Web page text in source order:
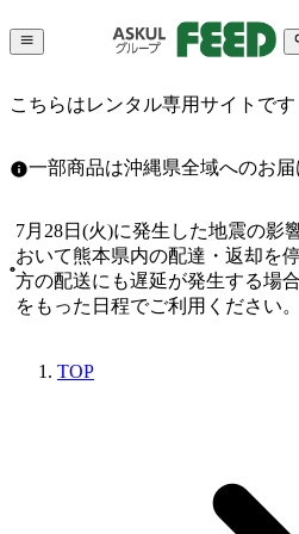
こちらはレンタル専用サイトです
一部商品は沖縄県全域へのお
7月28日(火)に発生した地震の影
おいて熊本県内の配達・返却を
方の配送にも遅延が発生する場
をもった日程でご利用ください。
TOP